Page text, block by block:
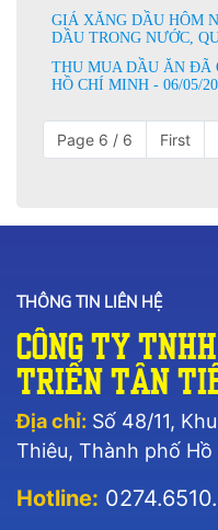
GIÁ XĂNG DẦU HÔM
DẦU TRONG NƯỚC,
THU MUA DẦU ĂN ĐÃ
HỒ CHÍ MINH - 06/05/
Page 6 / 6 First
THÔNG TIN LIÊN HỆ
Công Ty
Triển Tân
Địa chỉ: Số 48/11,
Thiêu, Thành phố
Hotline: